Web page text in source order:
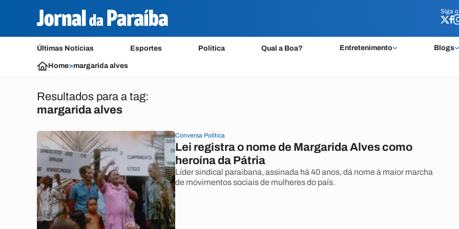
Siga o
Últimas Notícias Esportes Política Qual a Boa? Entretenimento Blogs
Siga o
Home>margarida alves
Resultados para a tag:
margarida alves
Conversa Política
Lei registra o nome de Margarida Alves como
heroína da Pátria
Líder sindical paraibana, assinada há 40 anos, dá nome à maior marcha
de movimentos sociais de mulheres do país.